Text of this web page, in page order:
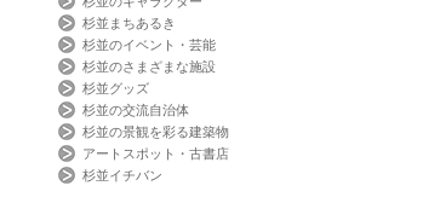
杉並まちあるき
杉並のイベント・芸能
杉並のさまざまな施設
杉並グッズ
杉並の交流自治体
杉並の景観を彩る建築物
アートスポット・古書店
杉並イチバン